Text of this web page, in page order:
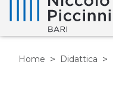
Home Didattica